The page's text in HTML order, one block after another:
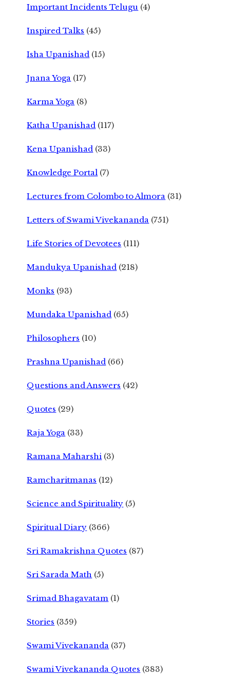
Important Incidents Telugu (4)
Inspired Talks (45)
Isha Upanishad (15)
Jnana Yoga (17)
Karma Yoga (8)
Katha Upanishad (117)
Kena Upanishad (33)
Knowledge Portal (7)
Lectures from Colombo to Almora (31)
Letters of Swami Vivekananda (751)
Life Stories of Devotees (111)
Mandukya Upanishad (218)
Monks (93)
Mundaka Upanishad (65)
Philosophers (10)
Prashna Upanishad (66)
Questions and Answers (42)
Quotes (29)
Raja Yoga (33)
Ramana Maharshi (3)
Ramcharitmanas (12)
Science and Spirituality (5)
Spiritual Diary (366)
Sri Ramakrishna Quotes (87)
Sri Sarada Math (5)
Srimad Bhagavatam (1)
Stories (359)
Swami Vivekananda (37)
Swami Vivekananda Quotes (383)